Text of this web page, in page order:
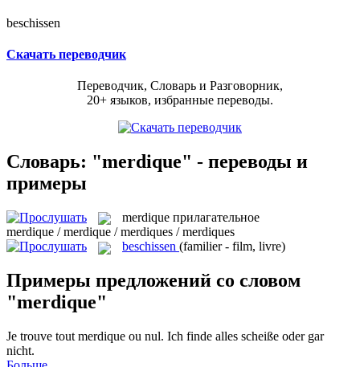
beschissen
Скачать переводчик
Переводчик, Словарь и Разговорник,
20+ языков, избранные переводы.
Словарь: "merdique" - переводы и
примеры
merdique прилагательное
merdique / merdique / merdiques / merdiques
beschissen (familier - film, livre)
Примеры предложений со словом
"merdique"
Je trouve tout merdique ou nul. Ich finde alles scheiße oder gar
nicht.